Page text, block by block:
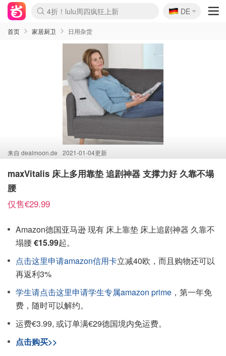
Boticinal 夏促开抢！
4折！lulu周四疯狂上新
还没结束！&OtherStories大促
Joybuy变相75折 随时失效
速领！Stanley独家85折
疑似霸哥！Camper额外叠85折
Zalando 奥莱闪促！每日更新
Moncler反季囤！5折起+叠9折
Coach Brooklyn仅€192
🇩🇪
DE
首页 家居厨卫 日用杂货
来自 dealmoon.de 2021-01-04更新
maxVitalis 床上多用靠垫 追剧神器 支撑力好 久靠不塌
腰
仅售€29.99
Amazon德国亚马逊 现有 床上靠垫 床上追剧神器 久靠不
塌腰€15.99起。
点击这里申请amazon信用卡立减40欧，而且购物还可以
再返利3%
学生请点击这里申请学生专属amazon prime ，第一年免
费，随时可以解约。
运费€3.99, 或订单满€29德国境内免运费。
点击购买>>